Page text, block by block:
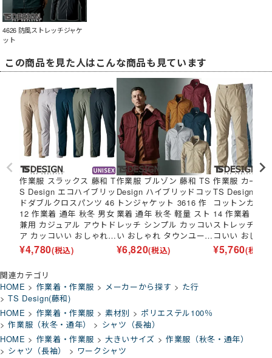
4626 防風ストレッチジャケ
ット
この商品を見た人はこんな商品も見ています
作業服 スラックス 藤和 T
S Design エコハイブリッ
ドダブルクロスパンツ 46
12 作業着 通年 秋冬 男女
兼用 カジュアル アウトド
ア カッコいい おしゃれ
シンプル
¥4,780(税込)
作業服 ブルゾン 藤和 TS
Design ハイブリッドコッ
トンジャケット 3616 作
業着 通年 秋冬 軽量 スト
レッチ シンプル カッコい
い おしゃれ タウンユース
アウトドア 男女兼用
¥6,820(税込)
作業服 カーゴ
TS Design ハイブリッド
コットンカー
14 作業着 通
ストレッチ シ
コいい おしゃ
ース アウトド
¥5,760(税込)
関連カテゴリ
HOME
作業着・作業服 メーカーから探す
た行
TS Design(藤和)
HOME
作業着・作業服 素材別
ポリエステル100％
作業服（秋冬・通年）
シャツ（長袖）
HOME
作業着・作業服 大きいサイズ
作業服（秋冬・通年）
シャツ（長袖）
ワークシャツ